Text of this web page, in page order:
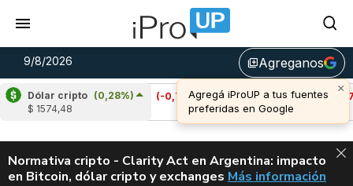
9/8/2026 library_addAgreganos
Dólar cripto (0,28%)
$ 1574,48
Cardano (-0,71%)
u$s 0,20
Avalanche (-0,77%)
u$s 6,50
ALERTA
Normativa cripto - Clarity Act en Argentina: impacto
en Bitcoin, dólar cripto y exchanges CLARITY ACT EN
Más información